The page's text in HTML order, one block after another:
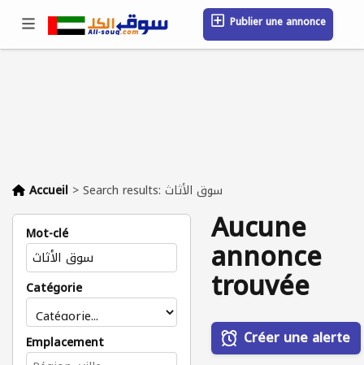
Publier une annonce
Se connecter / S'inscrire
Accueil >
Search results: سوق الأثاث
Mot-clé
Catégorie
Emplacement
Aucune
annonce
trouvée
Créer une alerte